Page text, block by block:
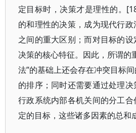
定目标时，决策才是理性的。
的和理性的决策，成为现代行
之间的重大区别；而对目标的
决策的核心特征。因此，所谓的
法”的基础上还会存在冲突目标
的排序；同时还需要通过处理
行政系统内部各机关间的分工
定的目标，这些诸多因素的总和